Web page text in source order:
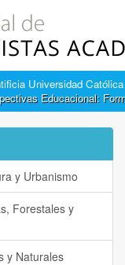
Universidad
Educacional:
y Urbanismo
Forestales y
y Naturales